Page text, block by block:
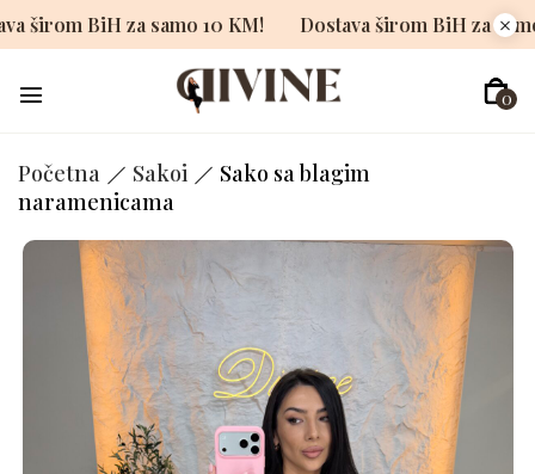
Dostava širom BiH za samo 10 KM! Dostava širom BiH
0
Početna Sakoi
Sako sa blagim
naramenicama